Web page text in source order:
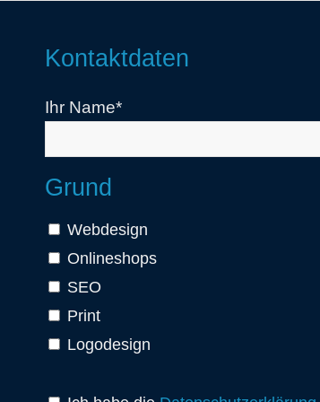
Kontaktdaten
Ihr Name*
Grund
Webdesign
Onlineshops
SEO
Print
Logodesign